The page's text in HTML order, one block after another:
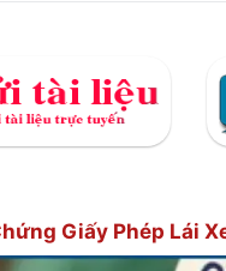
Giấy Phép Lái